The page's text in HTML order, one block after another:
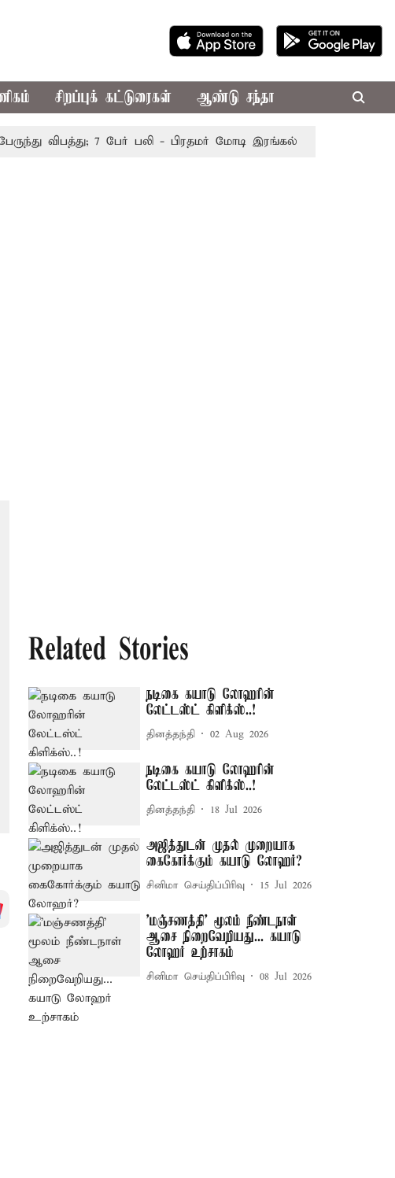
சிறப்புக் கட்டுரைகள் ஆண்டு சந்தா
விபத்து; 7 பேர் பலி - பிரதமர் மோடி இரங்கல் தொகுதி
Related Stories
நடிகை கயாடு லோஹரின்
லேட்டஸ்ட் கிளிக்ஸ்..!
தினத்தந்தி 02 Aug 2026
நடிகை கயாடு லோஹரின்
லேட்டஸ்ட் கிளிக்ஸ்..!
தினத்தந்தி 18 Jul 2026
அஜித்துடன் முதல் முறையாக
கைகோர்க்கும் கயாடு லோஹர்?
சினிமா செய்திப்பிரிவு 15 Jul 2026
'மஞ்சணத்தி' மூலம் நீண்டநாள்
ஆசை நிறைவேறியது... கயாடு
லோஹர் உற்சாகம்
சினிமா செய்திப்பிரிவு 08 Jul 2026